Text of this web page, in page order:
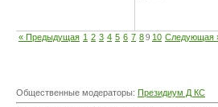
« Предыдущая 1 2 3 4 5 6 7 89 10 Следующая
Общественные модераторы: Президиум Д КС